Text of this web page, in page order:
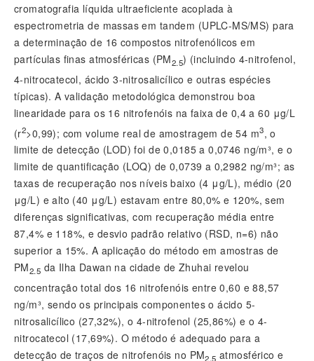
cromatografia líquida ultraeficiente acoplada à
espectrometria de massas em tandem (UPLC-MS/MS) para
a determinação de 16 compostos nitrofenólicos em
partículas finas atmosféricas (PM2.5) (incluindo 4-nitrofenol,
4-nitrocatecol, ácido 3-nitrosalicílico e outras espécies
típicas). A validação metodológica demonstrou boa
linearidade para os 16 nitrofenóis na faixa de 0,4 a 60 μg/L
(r2>0,99); com volume real de amostragem de 54 m3, o
limite de detecção (LOD) foi de 0,0185 a 0,0746 ng/m³, e o
limite de quantificação (LOQ) de 0,0739 a 0,2982 ng/m³; as
taxas de recuperação nos níveis baixo (4 μg/L), médio (20
μg/L) e alto (40 μg/L) estavam entre 80,0% e 120%, sem
diferenças significativas, com recuperação média entre
87,4% e 118%, e desvio padrão relativo (RSD, n=6) não
superior a 15%. A aplicação do método em amostras de
PM2.5 da Ilha Dawan na cidade de Zhuhai revelou
concentração total dos 16 nitrofenóis entre 0,60 e 88,57
ng/m³, sendo os principais componentes o ácido 5-
nitrosalicílico (27,32%), o 4-nitrofenol (25,86%) e o 4-
nitrocatecol (17,69%). O método é adequado para a
detecção de traços de nitrofenóis no PM2.5 atmosférico e